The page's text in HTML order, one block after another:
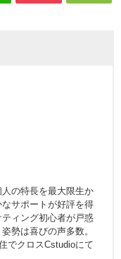
の特長を最大限生か
サポートが好評を得
ィング初心者が戸惑
勢は喜びの声多数。
でクロスCstudioにて